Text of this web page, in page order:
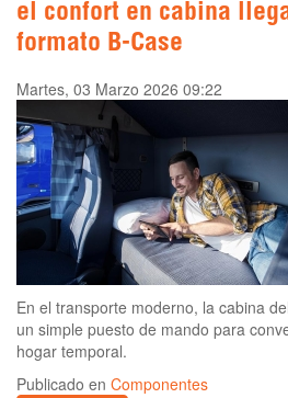
el confort en cabina
formato B-Case
Martes, 03 Marzo 2026 09:22
En el transporte moderno, la cabina
un simple puesto de mando para
hogar temporal.
Publicado en Componentes